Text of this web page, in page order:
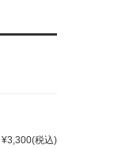
¥3,300(税込)